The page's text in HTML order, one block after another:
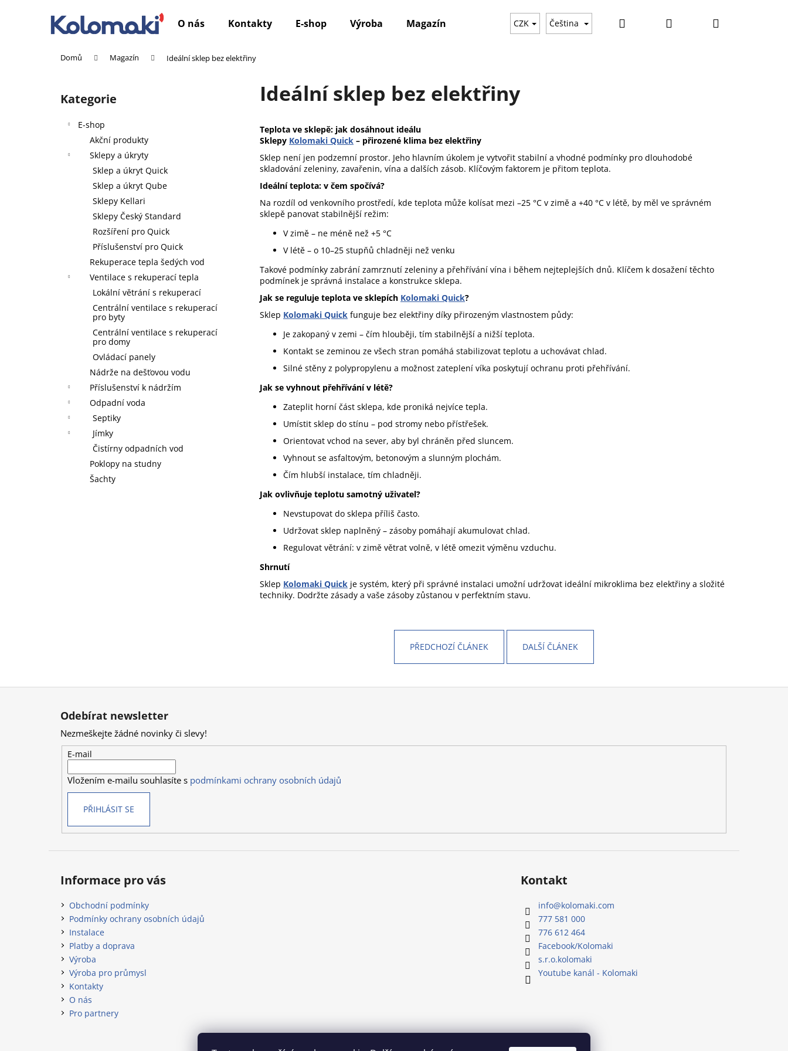
O nás Kontakty E-shop Výroba Magazín CZK Čeština Hledat PřihlášeníNákupní
Domů Magazín Ideální sklep bez elektřiny
Přeskočit
kategorie
Kategorie
E-shop
Akční produkty
Sklepy a úkryty
Sklep a úkryt Quick
Sklep a úkryt Qube
Sklepy Kellari
Sklepy Český Standard
Rozšíření pro Quick
Příslušenství pro Quick
Rekuperace tepla šedých vod
Ventilace s rekuperací tepla
Lokální větrání s rekuperací
Centrální ventilace s rekuperací
pro byty
Centrální ventilace s rekuperací
pro domy
Ovládací panely
Nádrže na dešťovou vodu
Příslušenství k nádržím
Odpadní voda
Septiky
Jímky
Čistírny odpadních vod
Poklopy na studny
Šachty
Ideální sklep bez elektřiny
Teplota ve sklepě: jak dosáhnout ideálu
Sklepy Kolomaki Quick – přirozené klima bez elektřiny
Sklep není jen podzemní prostor. Jeho hlavním úkolem je vytvořit stabilní a vhodné podmínky pro dlouhodobé
skladování zeleniny, zavařenin, vína a dalších zásob. Klíčovým faktorem je přitom teplota.
Ideální teplota: v čem spočívá?
Na rozdíl od venkovního prostředí, kde teplota může kolísat mezi –25 °C v zimě a +40 °C v létě, by měl ve správném
sklepě panovat stabilnější režim:
V zimě – ne méně než +5 °C
V létě – o 10–25 stupňů chladněji než venku
Takové podmínky zabrání zamrznutí zeleniny a přehřívání vína i během nejteplejších dnů. Klíčem k dosažení těchto
podmínek je správná instalace a konstrukce sklepa.
Jak se reguluje teplota ve sklepích Kolomaki Quick?
Sklep Kolomaki Quick funguje bez elektřiny díky přirozeným vlastnostem půdy:
Je zakopaný v zemi – čím hlouběji, tím stabilnější a nižší teplota.
Kontakt se zeminou ze všech stran pomáhá stabilizovat teplotu a uchovávat chlad.
Silné stěny z polypropylenu a možnost zateplení víka poskytují ochranu proti přehřívání.
Jak se vyhnout přehřívání v létě?
Zateplit horní část sklepa, kde proniká nejvíce tepla.
Umístit sklep do stínu – pod stromy nebo přístřešek.
Orientovat vchod na sever, aby byl chráněn před sluncem.
Vyhnout se asfaltovým, betonovým a slunným plochám.
Čím hlubší instalace, tím chladněji.
Jak ovlivňuje teplotu samotný uživatel?
Nevstupovat do sklepa příliš často.
Udržovat sklep naplněný – zásoby pomáhají akumulovat chlad.
Regulovat větrání: v zimě větrat volně, v létě omezit výměnu vzduchu.
Shrnutí
Sklep Kolomaki Quick je systém, který při správné instalaci umožní udržovat ideální mikroklima bez elektřiny a složité
techniky. Dodržte zásady a vaše zásoby zůstanou v perfektním stavu.
PŘEDCHOZÍ ČLÁNEK DALŠÍ ČLÁNEK
Zpět
Zpět
Doporučujeme
Z
Odebírat newsletter
Nezmeškejte žádné novinky či slevy!
E-mail
Vložením e-mailu souhlasíte s podmínkami ochrany osobních údajů
PŘIHLÁSIT SE
Informace pro vás
Obchodní podmínky
Podmínky ochrany osobních údajů
Instalace
Platby a doprava
Výroba
Výroba pro průmysl
Kontakty
O nás
Pro partnery
Kontakt
info@kolomaki.com
777 581 000
776 612 464
Facebook/Kolomaki
s.r.o.kolomaki
Youtube kanál - Kolomaki